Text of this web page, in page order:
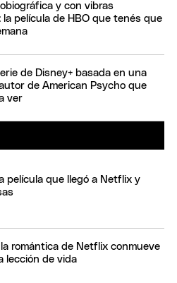
y con vibras
la película de HBO que tenés que
de Disney+ basada en una
de American Psycho que
ver
película que llegó a Netflix y
romántica de Netflix conmueve
lección de vida